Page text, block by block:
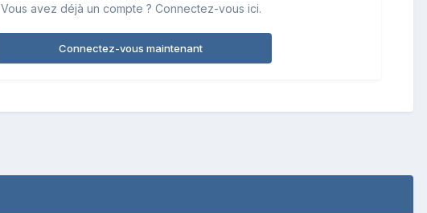
Vous avez déjà un compte ? Connectez-vous ici.
Connectez-vous maintenant